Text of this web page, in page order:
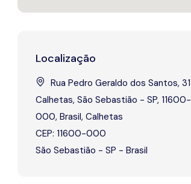
Localização
Rua Pedro Geraldo dos Santos,
Calhetas, São Sebastião - SP, 11600-
000, Brasil, Calhetas
CEP: 11600-000
São Sebastião - SP - Brasil